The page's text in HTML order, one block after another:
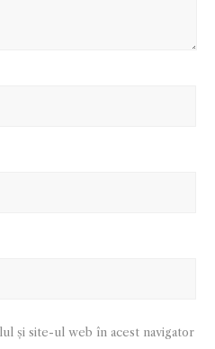
și site-ul web în acest navigator